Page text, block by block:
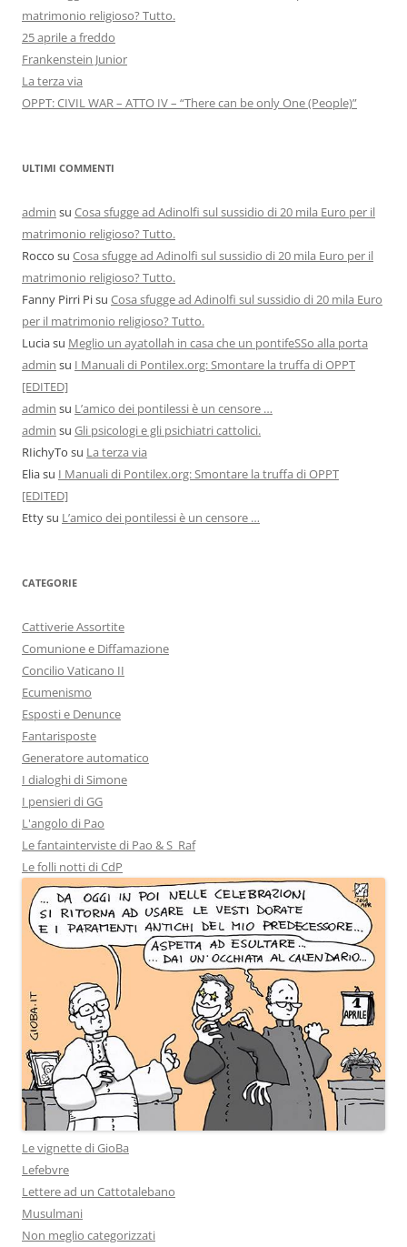
matrimonio religioso? Tutto.
25 aprile a freddo
Frankenstein Junior
La terza via
OPPT: CIVIL WAR – ATTO IV – “There can be only One (People)”
ULTIMI COMMENTI
admin su Cosa sfugge ad Adinolfi sul sussidio di 20 mila Euro per il
matrimonio religioso? Tutto.
Rocco su Cosa sfugge ad Adinolfi sul sussidio di 20 mila Euro per il
matrimonio religioso? Tutto.
Fanny Pirri Pisu Cosa sfugge ad Adinolfi sul sussidio di 20 mila Euro
per il matrimonio religioso? Tutto.
Luciasu Meglio un ayatollah in casa che un pontifeSSo alla porta
admin su I Manuali di Pontilex.org: Smontare la truffa di OPPT
[EDITED]
admin su L’amico dei pontilessi è un censore …
admin su Gli psicologi e gli psichiatri cattolici.
RIichyTo su La terza via
Eliasu I Manuali di Pontilex.org: Smontare la truffa di OPPT
[EDITED]
Ettysu L’amico dei pontilessi è un censore …
CATEGORIE
Cattiverie Assortite
Comunione e Diffamazione
Concilio Vaticano II
Ecumenismo
Esposti e Denunce
Fantarisposte
Generatore automatico
I dialoghi di Simone
I pensieri di GG
L'angolo di Pao
Le fantainterviste di Pao & S_Raf
Le folli notti di CdP
Le vignette di GioBa
Lefebvre
Lettere ad un Cattotalebano
Musulmani
Non meglio categorizzati